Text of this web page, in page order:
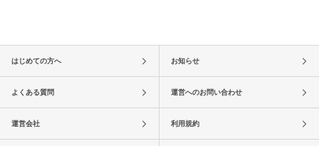
はじめての方へ お知らせ
よくある質問 運営へのお問い合わせ
運営会社 利用規約